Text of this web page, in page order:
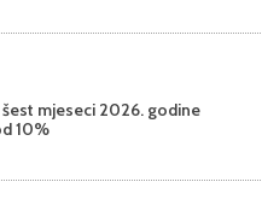
mjeseci 2026. godine
10%